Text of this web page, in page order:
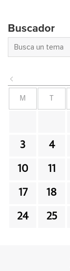
Buscador
M
3 4
10 11
17 18
24 25